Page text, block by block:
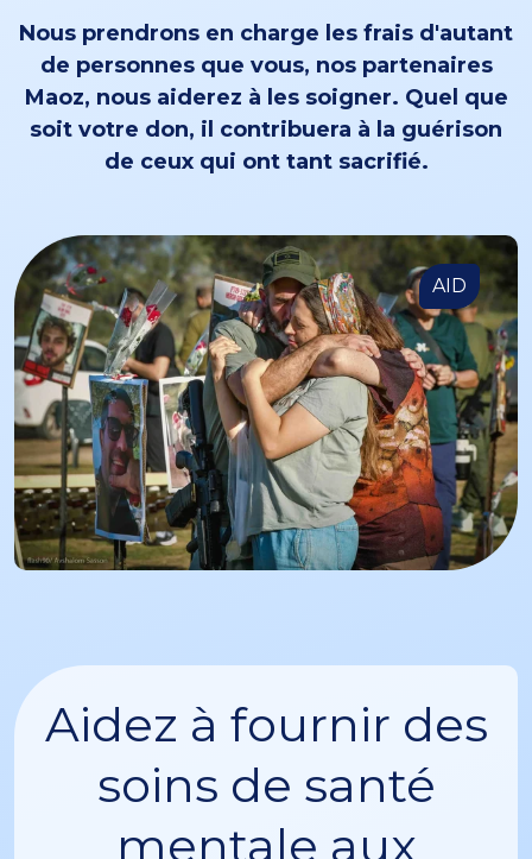
Nous prendrons en charge les frais d'autant
de personnes que vous, nos partenaires
Maoz, nous aiderez à les soigner. Quel que
soit votre don, il contribuera à la guérison
de ceux qui ont tant sacrifié.
AID
Aidez à fournir des
soins de santé
mentale aux